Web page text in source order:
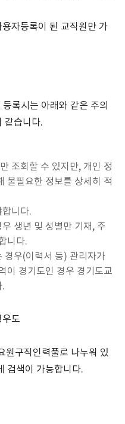
자등록이 된 교직원만 가
록시는 아래와 같은 주의
같습니다.
조회할 수 있지만, 개인 정
불필요한 정보를 상세히 적
니다.
생년 및 성별만 기재, 주
니다.
경우(이력서 등) 관리자가
이 경기도인 경우 경기도교
.
도
원구직인력풀로 나누워 있
검색이 가능합니다.